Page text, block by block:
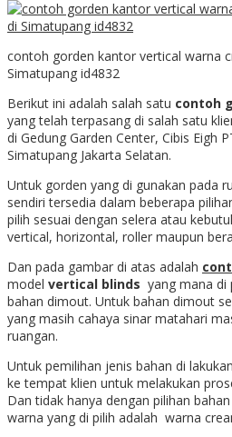
contoh gorden kantor vertical warna
Simatupang id4832
Berikut ini adalah salah satu contoh
yang telah terpasang di salah satu
di Gedung Garden Center, Cibis Eigh
Simatupang Jakarta Selatan.
Untuk gorden yang di gunakan pada
sendiri tersedia dalam beberapa
pilih sesuai dengan selera atau
vertical, horizontal, roller maupun
Dan pada gambar di atas adalah
model vertical blinds yang mana di
bahan dimout. Untuk bahan dimout
yang masih cahaya sinar matahari
ruangan.
Untuk pemilihan jenis bahan di
ke tempat klien untuk melakukan
Dan tidak hanya dengan pilihan
warna yang di pilih adalah warna